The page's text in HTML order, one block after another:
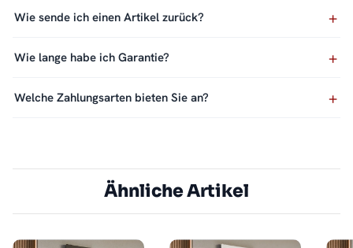
Wie sende ich einen Artikel zurück?
Wie lange habe ich Garantie?
Welche Zahlungsarten bieten Sie an?
Ähnliche Artikel